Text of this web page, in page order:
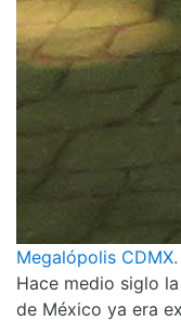
Megalópolis
Hace medio siglo
de México ya era